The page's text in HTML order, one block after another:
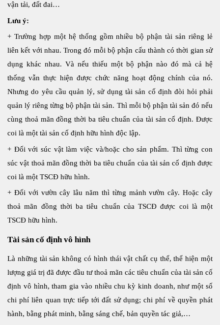
vận tải, đất đai…
Lưu ý:
+ Trường hợp một hệ thống gồm nhiều bộ phận tài sản riêng lẻ
liên kết với nhau. Trong đó mỗi bộ phận cấu thành có thời gian sử
dụng khác nhau. Và nếu thiếu một bộ phận nào đó mà cả hệ
thống vẫn thực hiện được chức năng hoạt động chính của nó.
Nhưng do yêu cầu quản lý, sử dụng tài sản cố định đòi hỏi phải
quản lý riêng từng bộ phận tài sản. Thì mỗi bộ phận tài sản đó nếu
cùng thoả mãn đồng thời ba tiêu chuẩn của tài sản cố định. Được
coi là một tài sản cố định hữu hình độc lập.
+ Đối với súc vật làm việc và/hoặc cho sản phẩm. Thì từng con
súc vật thoả mãn đồng thời ba tiêu chuẩn của tài sản cố định được
coi là một TSCĐ hữu hình.
+ Đối với vườn cây lâu năm thì từng mảnh vườn cây. Hoặc cây
thoả mãn đồng thời ba tiêu chuẩn của TSCĐ được coi là một
TSCĐ hữu hình.
Tài sản cố định vô hình
Là những tài sản không có hình thái vật chất cụ thể, thể hiện một
lượng giá trị đã được đầu tư thoả mãn các tiêu chuẩn của tài sản cố
định vô hình, tham gia vào nhiều chu kỳ kinh doanh, như một số
chi phí liên quan trực tiếp tới đất sử dụng; chi phí về quyền phát
hành, bằng phát minh, bằng sáng chế, bản quyền tác giả,…